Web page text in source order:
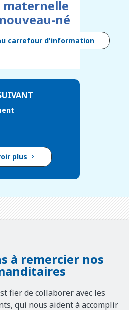
maternelle
né
carrefour d'information
plus
à remercier nos
fier de collaborer avec les
qui nous aident à accomplir